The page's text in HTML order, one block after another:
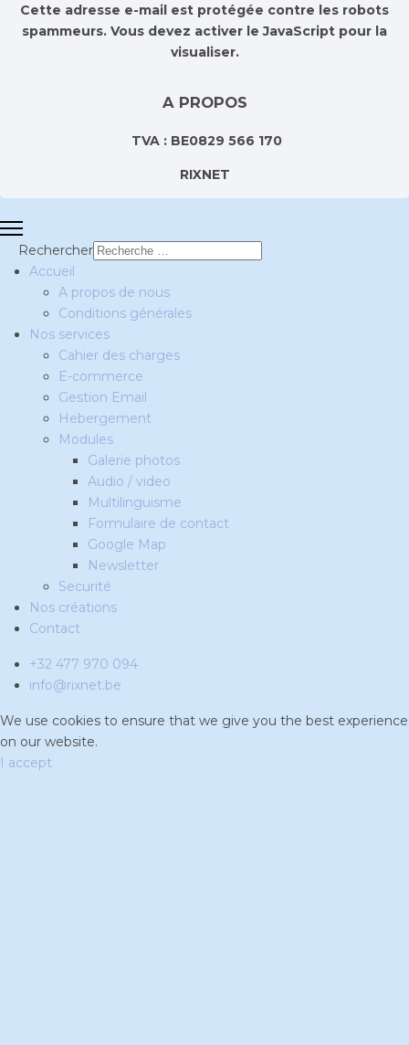
Cette adresse e-mail est protégée contre les robots
spammeurs. Vous devez activer le JavaScript pour la
visualiser.
A PROPOS
TVA : BE0829 566 170
RIXNET
Rechercher
Accueil
A propos de nous
Conditions générales
Nos services
Cahier des charges
E-commerce
Gestion Email
Hebergement
Modules
Galerie photos
Audio / video
Multilinguisme
Formulaire de contact
Google Map
Newsletter
Securité
Nos créations
Contact
+32 477 970 094
info@rixnet.be
We use cookies to ensure that we give you the best experience
on our website.
I accept